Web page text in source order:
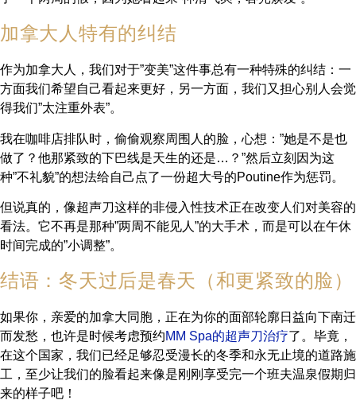
加拿大人特有的纠结
作为加拿大人，我们对于”变美”这件事总有一种特殊的纠结：一
方面我们希望自己看起来更好，另一方面，我们又担心别人会觉
得我们”太注重外表”。
我在咖啡店排队时，偷偷观察周围人的脸，心想：”她是不是也
做了？他那紧致的下巴线是天生的还是…？”然后立刻因为这
种”不礼貌”的想法给自己点了一份超大号的Poutine作为惩罚。
但说真的，像超声刀这样的非侵入性技术正在改变人们对美容的
看法。它不再是那种”两周不能见人”的大手术，而是可以在午休
时间完成的”小调整”。
结语：冬天过后是春天（和更紧致的脸）
如果你，亲爱的加拿大同胞，正在为你的面部轮廓日益向下南迁
而发愁，也许是时候考虑预约MM Spa的超声刀治疗了。毕竟，
在这个国家，我们已经足够忍受漫长的冬季和永无止境的道路施
工，至少让我们的脸看起来像是刚刚享受完一个班夫温泉假期归
来的样子吧！